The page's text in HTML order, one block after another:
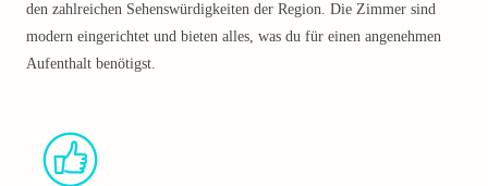
den zahlreichen Sehenswürdigkeiten der Region. Die Zimmer sind
modern eingerichtet und bieten alles, was du für einen angenehmen
Aufenthalt benötigst.